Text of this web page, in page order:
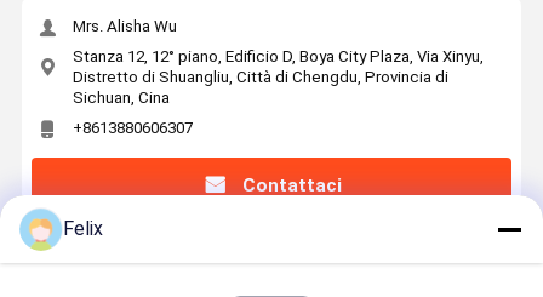
Mrs. Alisha Wu
Stanza 12, 12° piano, Edificio D, Boya City Plaza, Via Xinyu,
Distretto di Shuangliu, Città di Chengdu, Provincia di
Sichuan, Cina
+8613880606307
Contattaci
Ottieni Il Miglior Prezzo Per
Felix